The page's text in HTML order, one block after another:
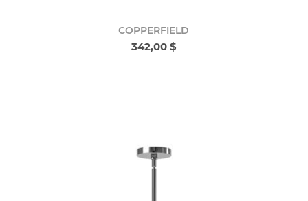
COPPERFIELD
342,00 $